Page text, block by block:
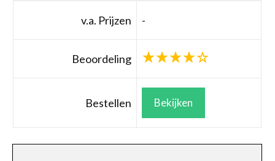
v.a. Prijzen -
Beoordeling
Bestellen Bekijken